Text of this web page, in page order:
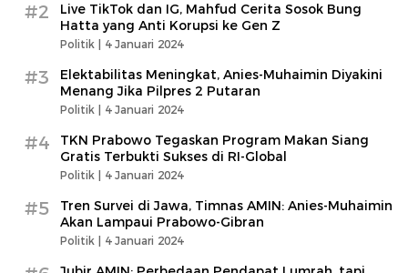
#2
Live TikTok dan IG, Mahfud Cerita Sosok Bung
Hatta yang Anti Korupsi ke Gen Z
Politik | 4 Januari 2024
#3
Elektabilitas Meningkat, Anies-Muhaimin Diyakini
Menang Jika Pilpres 2 Putaran
Politik | 4 Januari 2024
#4
TKN Prabowo Tegaskan Program Makan Siang
Gratis Terbukti Sukses di RI-Global
Politik | 4 Januari 2024
#5
Tren Survei di Jawa, Timnas AMIN: Anies-Muhaimin
Akan Lampaui Prabowo-Gibran
Politik | 4 Januari 2024